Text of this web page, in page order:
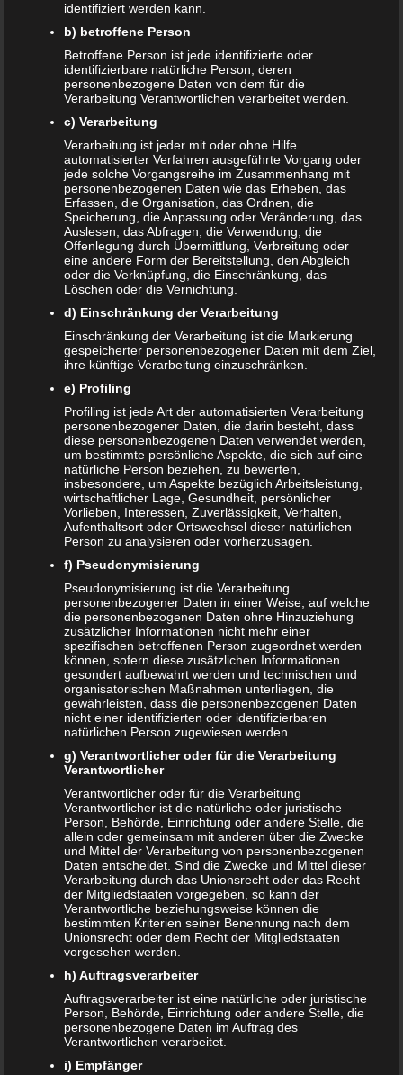
Beitragsnavigation
← Frauenmanteltee + Schwangerschaft – Gut oder
schlecht?
Schreibe einen Kommentar
Deine E-Mail-Adresse wird nicht veröffentlicht.
Erforderliche Felder sind mit*markiert
Kommentar*
E-Mail-Adresse*
Ich habe dieDatenschutzerklärungzur Kenntnis
genommen.
Datenschutzerklärung|Datenauszug|Datenschutzeinstellungen
Löschanfrage
Fotonachweise Impressum
Das sind die vier Phasen der Eltern-Kind-Beziehung
Bildschirmzeit für Kinder: So viel ist wirklich genug!
Schwangerschaft – ein kurzer Überblick
Schwangerschaft: 1. Trimester
Babyhaut schützen: So gelingt es am besten!
NEUE KOMMENTARE
Frank Zimmermannzu Schwanger von Affäre – was nun?
identifiziert werden kann.
b) betroffene Person
Betroffene Person ist jede identifizierte oder
identifizierbare natürliche Person, deren
personenbezogene Daten von dem für die
Verarbeitung Verantwortlichen verarbeitet werden.
c) Verarbeitung
Verarbeitung ist jeder mit oder ohne Hilfe
automatisierter Verfahren ausgeführte Vorgang oder
jede solche Vorgangsreihe im Zusammenhang mit
personenbezogenen Daten wie das Erheben, das
Erfassen, die Organisation, das Ordnen, die
Speicherung, die Anpassung oder Veränderung, das
Auslesen, das Abfragen, die Verwendung, die
Offenlegung durch Übermittlung, Verbreitung oder
eine andere Form der Bereitstellung, den Abgleich
oder die Verknüpfung, die Einschränkung, das
Löschen oder die Vernichtung.
d) Einschränkung der Verarbeitung
Einschränkung der Verarbeitung ist die Markierung
gespeicherter personenbezogener Daten mit dem Ziel,
ihre künftige Verarbeitung einzuschränken.
e) Profiling
Profiling ist jede Art der automatisierten Verarbeitung
personenbezogener Daten, die darin besteht, dass
diese personenbezogenen Daten verwendet werden,
um bestimmte persönliche Aspekte, die sich auf eine
natürliche Person beziehen, zu bewerten,
insbesondere, um Aspekte bezüglich Arbeitsleistung,
wirtschaftlicher Lage, Gesundheit, persönlicher
Vorlieben, Interessen, Zuverlässigkeit, Verhalten,
Aufenthaltsort oder Ortswechsel dieser natürlichen
Person zu analysieren oder vorherzusagen.
f) Pseudonymisierung
Pseudonymisierung ist die Verarbeitung
personenbezogener Daten in einer Weise, auf welche
die personenbezogenen Daten ohne Hinzuziehung
zusätzlicher Informationen nicht mehr einer
spezifischen betroffenen Person zugeordnet werden
können, sofern diese zusätzlichen Informationen
gesondert aufbewahrt werden und technischen und
organisatorischen Maßnahmen unterliegen, die
gewährleisten, dass die personenbezogenen Daten
nicht einer identifizierten oder identifizierbaren
natürlichen Person zugewiesen werden.
g) Verantwortlicher oder für die Verarbeitung
Verantwortlicher
Verantwortlicher oder für die Verarbeitung
Verantwortlicher ist die natürliche oder juristische
Person, Behörde, Einrichtung oder andere Stelle, die
allein oder gemeinsam mit anderen über die Zwecke
und Mittel der Verarbeitung von personenbezogenen
Daten entscheidet. Sind die Zwecke und Mittel dieser
Verarbeitung durch das Unionsrecht oder das Recht
der Mitgliedstaaten vorgegeben, so kann der
Verantwortliche beziehungsweise können die
bestimmten Kriterien seiner Benennung nach dem
Unionsrecht oder dem Recht der Mitgliedstaaten
vorgesehen werden.
h) Auftragsverarbeiter
Auftragsverarbeiter ist eine natürliche oder juristische
Person, Behörde, Einrichtung oder andere Stelle, die
personenbezogene Daten im Auftrag des
Verantwortlichen verarbeitet.
i) Empfänger